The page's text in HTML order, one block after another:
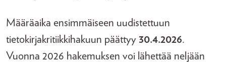
Määräaika ensimmäiseen uudistettuun
tietokirjakritiikkihakuun päättyy 30.4.2026.
Vuonna 2026 hakemuksen voi lähettää neljään